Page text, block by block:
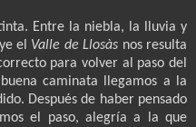
Entre la niebla, la lluvia y
el Valle de Llosàs nos resulta
para volver al paso del
caminata llegamos a la
Después de haber pensado
el paso, alegría a la que